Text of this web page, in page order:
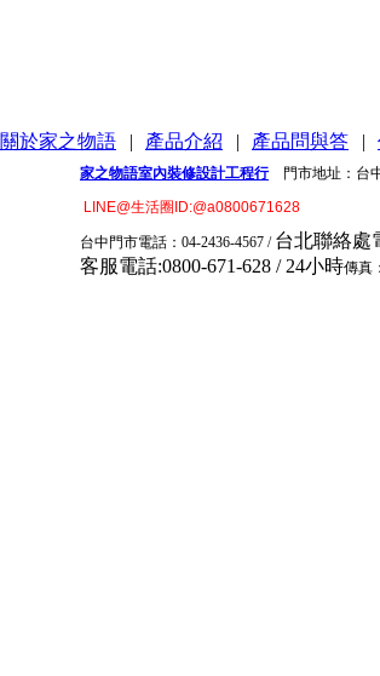
關於家之物語 | 產品介紹 | 產品問與答 |
家之物語室內裝修設計工程行門市地址：台中
LINE@生活圈ID:@a0800671628
台中門市電話：04-2436-4567 / 台北聯絡處
客服電話:0800-671-628 / 24小時傳真